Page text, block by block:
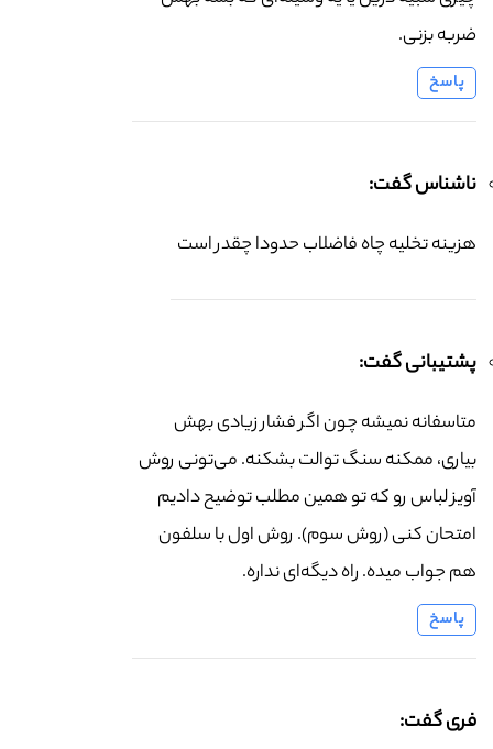
ضربه بزنی.
پاسخ
ناشناس گفت:
هزینه تخلیه چاه فاضلاب حدودا چقدر است
پشتیبانی گفت:
متاسفانه نمیشه چون اگر فشار زیادی بهش
بیاری، ممکنه سنگ توالت بشکنه. می‌تونی روش
آویز لباس رو که تو همین مطلب توضیح دادیم
امتحان کنی (روش سوم). روش اول با سلفون
هم جواب میده. راه دیگه‌ای نداره.
پاسخ
فری گفت: